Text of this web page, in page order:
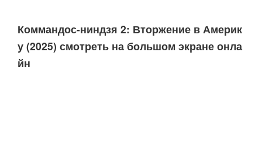
본문
Коммандос-ниндзя 2: Вторжение в Америк
у (2025) смотреть на большом экране онла
йн